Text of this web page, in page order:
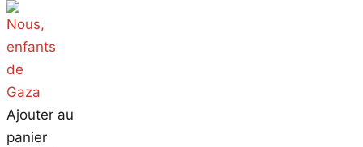
Ajouter au
panier